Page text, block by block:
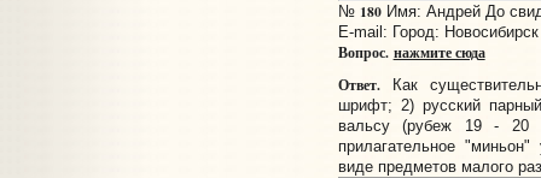
№ 180Имя: Андрей До
E-mail: Город: Новосибирск
Вопрос. нажмите сюда
Ответ.Как
шрифт; 2) русский
вальсу (рубеж 19 - 20
прилагательное
виде предметов малого